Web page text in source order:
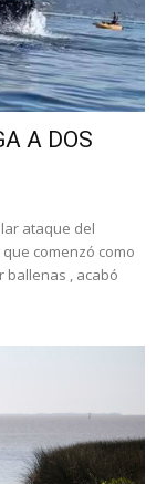
A DOS
ataque del
comenzó como
ballenas , acabó